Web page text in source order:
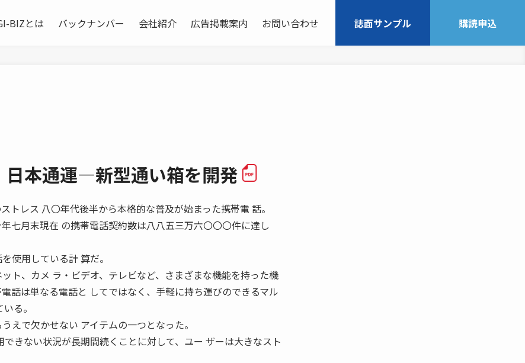
BIZとは バックナンバー 会社紹介 広告掲載案内 お問い合わせ 誌面サンプル 購読申込
日本通運―新型通い箱を開発
トレス 八〇年代後半から本格的な普及が始まった携帯電 話。
七月末現在 の携帯電話契約数は八八五三万六〇〇〇件に達し
使用している計 算だ。
ト、カメ ラ・ビデオ、テレビなど、さまざまな機能を持った機
話は単なる電話と してではなく、手軽に持ち運びのできるマル
る。
えで欠かせない アイテムの一つとなった。
きない状況が長期間続くことに対して、ユー ザーは大きなスト